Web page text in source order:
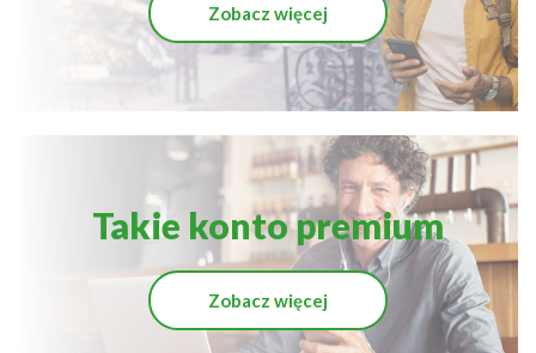
Zobacz więcej
Takie konto premium
Zobacz więcej